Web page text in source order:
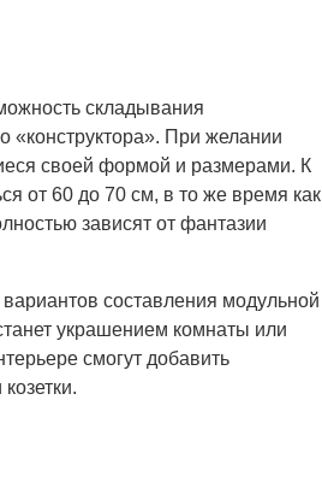
складывания
«конструктора». При желании
своей формой и размерами. К
от 60 до 70 см, в то же время как
зависят от фантазии
составления модульной
украшением комнаты или
смогут добавить